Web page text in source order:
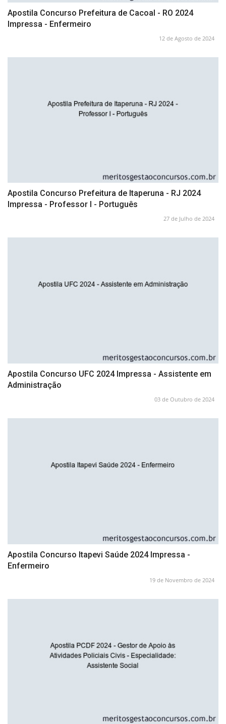
Apostila Concurso Prefeitura de Cacoal - RO 2024
Impressa - Enfermeiro
12 de Agosto de 2024
Apostila Concurso Prefeitura de Itaperuna - RJ 2024
Impressa - Professor I - Português
27 de Julho de 2024
Apostila Concurso UFC 2024 Impressa - Assistente em
Administração
03 de Outubro de 2024
Apostila Concurso Itapevi Saúde 2024 Impressa -
Enfermeiro
19 de Novembro de 2024